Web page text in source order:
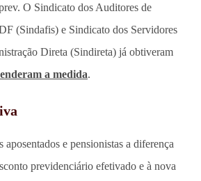
O Sindicato dos Auditores de
(Sindafis) e Sindicato dos Servidores
Direta (Sindireta) já obtiveram
a medida.
e pensionistas a diferença
previdenciário efetivado e à nova